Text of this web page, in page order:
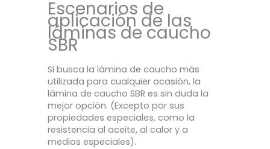
Escenarios de
aplicación de las
láminas de caucho
SBR
Si busca la lámina de caucho más
utilizada para cualquier ocasión, la
lámina de caucho SBR es sin duda la
mejor opción. (Excepto por sus
propiedades especiales, como la
resistencia al aceite, al calor y a
medios especiales).